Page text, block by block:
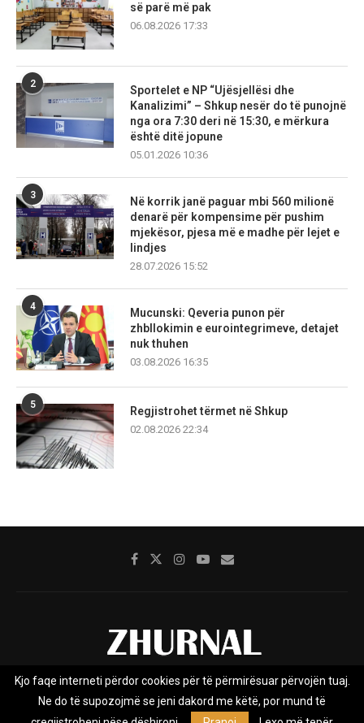
së parë më pak
06.08.2026 17:33
2
Sportelet e NP “Ujësjellësi dhe
Kanalizimi” – Shkup nesër do të punojnë
nga ora 7:30 deri në 15:30, e mërkura
është ditë jopune
05.01.2026 10:36
3
Në korrik janë paguar mbi 560 milionë
denarë për kompensime për pushim
mjekësor, pjesa më e madhe për lejet e
lindjes
28.07.2026 15:52
4
Mucunski: Qeveria punon për
zhbllokimin e eurointegrimeve, detajet
nuk thuhen
03.08.2026 16:35
5
Regjistrohet tërmet në Shkup
02.08.2026 22:34
Rreth nesh Impresumi Marketing
Privacy Policy
Kjo faqe interneti përdor cookies për të përmirësuar përvojën tuaj.
Ne do të supozojmë se jeni dakord me këtë, por mund të